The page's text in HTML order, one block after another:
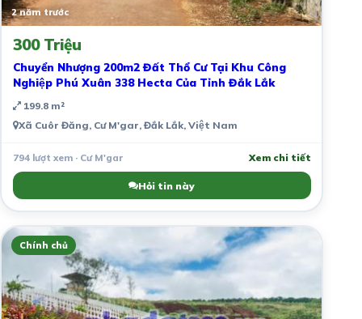
2 năm trước
300 Triệu
Chuyển Nhượng 200m2 Đất Thổ Cư Tại Khu Công
Nghiệp Phú Xuân 338 Hecta Của Tỉnh Đắk Lắk
199.8 m²
Xã Cuôr Đăng, Cư M'gar, Đắk Lắk, Việt Nam
794 lượt xem · Cư M'gar Xem chi tiết
Hỏi tin này
Chính chủ